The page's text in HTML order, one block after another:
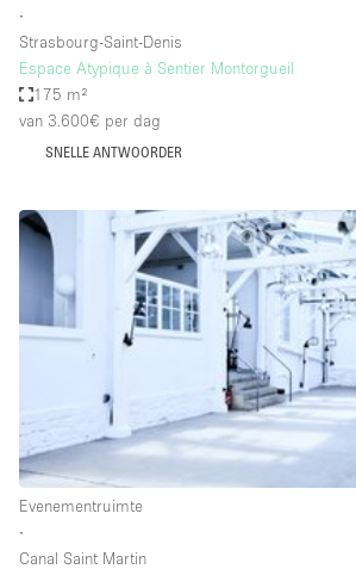
Lift
Meerdere kamers
Privé-parkeerplaats
Schitterend uitzicht
Smoking Area
Straatniveau
Terrace
Toegankelijk voor mensen met handicap
Toiletten
∙
Strasbourg-Saint-Denis
Espace Atypique à Sentier Montorgueil
175 m²
van 3.600€ per dag
SNELLE ANTWOORDER
Evenementruimte
∙
Canal Saint Martin